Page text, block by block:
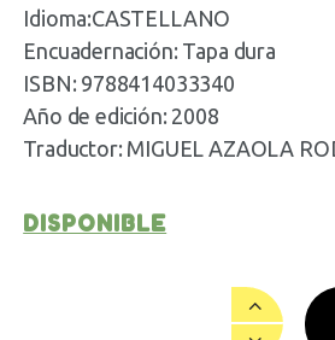
Idioma:CASTELLANO
Encuadernación: Tapa dura
ISBN: 9788414033340
Año de edición: 2008
Traductor: MIGUEL AZAOLA
DISPONIBLE